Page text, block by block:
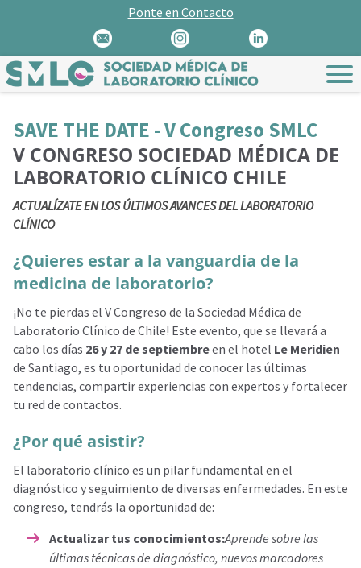
Ponte en Contacto
SAVE THE DATE - V Congreso SMLC
V CONGRESO SOCIEDAD MÉDICA DE
LABORATORIO CLÍNICO CHILE
ACTUALÍZATE EN LOS ÚLTIMOS AVANCES DEL LABORATORIO
CLÍNICO
¿Quieres estar a la vanguardia de la
medicina de laboratorio?
¡No te pierdas el V Congreso de la Sociedad Médica de
Laboratorio Clínico de Chile! Este evento, que se llevará a
cabo los días 26 y 27 de septiembreen el hotel Le Meridien
de Santiago, es tu oportunidad de conocer las últimas
tendencias, compartir experiencias con expertos y fortalecer
tu red de contactos.
¿Por qué asistir?
El laboratorio clínico es un pilar fundamental en el
diagnóstico y seguimiento de diversas enfermedades. En este
congreso, tendrás la oportunidad de:
Actualizar tus conocimientos:Aprende sobre las
últimas técnicas de diagnóstico, nuevos marcadores